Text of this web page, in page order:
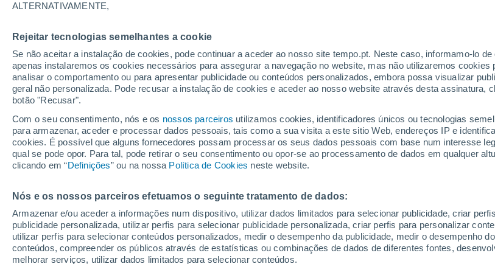
ALTERNATIVAMENTE,
Rejeitar tecnologias semelhantes a cookie
Se não aceitar a instalação de cookies, pode continuar a aceder ao nosso site tempo.pt. Neste caso, informamo-lo de
apenas instalaremos os cookies necessários para assegurar a navegação no website, mas não utilizaremos cookies
analisar o comportamento ou para apresentar publicidade ou conteúdos personalizados, embora possa visualizar
geral não personalizada. Pode recusar a instalação de cookies e aceder ao nosso website através desta assinatura,
botão "Recusar".
Com o seu consentimento, nós e os nossos parceiros utilizamos cookies, identificadores únicos ou tecnologias
para armazenar, aceder e processar dados pessoais, tais como a sua visita a este sitio Web, endereços IP e
cookies. É possível que alguns fornecedores possam processar os seus dados pessoais com base num interesse
qual se pode opor. Para tal, pode retirar o seu consentimento ou opor-se ao processamento de dados em qualquer
clicando em “Definições” ou na nossa Política de Cookies neste website.
Nós e os nossos parceiros efetuamos o seguinte tratamento de dados:
Armazenar e/ou aceder a informações num dispositivo, utilizar dados limitados para selecionar publicidade, criar
publicidade personalizada, utilizar perfis para selecionar publicidade personalizada, criar perfis para personalizar
utilizar perfis para selecionar conteúdos personalizados, medir o desempenho da publicidade, medir o desempenho
conteúdos, compreender os públicos através de estatísticas ou combinações de dados de diferentes fontes,
melhorar serviços, utilizar dados limitados para selecionar conteúdos.
Os incêndios que lavram há seis dias consecutivos na Grécia continuam
pessoas foram evacuadas através de ferries para fugir às chamas. As imagens
são chocantes.
Alfredo Graça 08/08/2021 17:09 2 min
Milhares de pessoas foram forçadas a abandonar as suas casas na ilha de
Eviaeste fim de semana em resultado dos terríveisincêndios que consomem a
Gréciapelo sexto dia consecutivo. As autoridades locais montaram uma
As chamas em Evia, ilha situada a nordeste da capital grega – Atenas –
progrediram rapidamente e em várias frentes fazendoarder dezenas de
hectares e obrigando à evacuação de dezenas de aldeias . Os incêndios
florestais que atormentam a Grécia irromperam neste país do Mediterrâneo